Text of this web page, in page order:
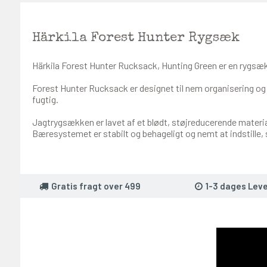
Härkila Forest Hunter Rygsæk
Härkila Forest Hunter Rucksack, Hunting Green er en
Forest Hunter Rucksack er designet til nem organisering
fugtig.
Jagtrygsækken er lavet af et blødt, støjreducerende
Bæresystemet er stabilt og behageligt og nemt at indstille,
Gratis fragt over 499 1-3 dages